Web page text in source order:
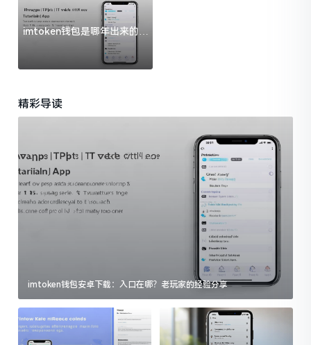
imtoken钱包是哪年出来的？
一文给你说清楚
精彩导读
imtoken钱包安卓下载：入口在哪？老玩家的经验分享